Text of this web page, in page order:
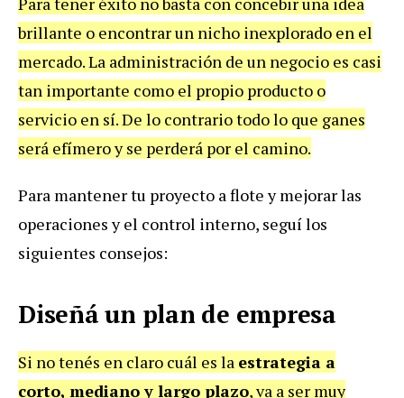
brillante o encontrar un nicho inexplorado en el
mercado. La administración de un negocio es casi
tan importante como el propio producto o
servicio en sí. De lo contrario todo lo que ganes
será efímero y se perderá por el camino.
Para mantener tu proyecto a flote y mejorar las
operaciones y el control interno, seguí los
siguientes consejos:
Diseñá un plan de empresa
Si no tenés en claro cuál es la estrategia a
corto, mediano y largo plazo, va a ser muy